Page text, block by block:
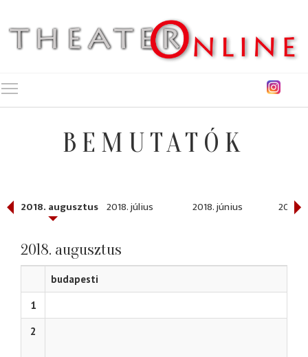
BEMUTATÓK
2018. augusztus 2018. július 2018. június 2018.
2018. augusztus
budapesti
1
2